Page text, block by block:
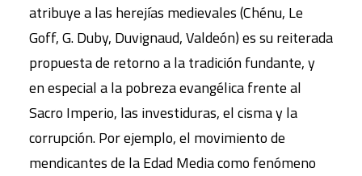
atribuye a las herejías medievales (Chénu, Le
Goff, G. Duby, Duvignaud, Valdeón) es su reiterada
propuesta de retorno a la tradición fundante, y
en especial a la pobreza evangélica frente al
Sacro Imperio, las investiduras, el cisma y la
corrupción. Por ejemplo, el movimiento de
mendicantes de la Edad Media como fenómeno